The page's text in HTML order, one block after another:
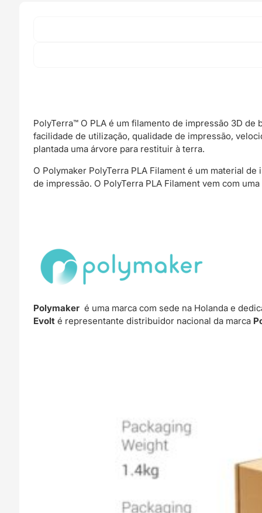
PolyTerra™️ O PLA é um filamento de impressão 3D
facilidade de utilização, qualidade de impressão,
plantada uma árvore para restituir à terra.
O Polymaker PolyTerra PLA Filament é um material
de impressão. O PolyTerra PLA Filament vem com
Polymaker é uma marca com sede na Holanda e
Evolt é representante distribuidor nacional da marca